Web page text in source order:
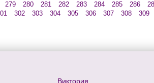
279 280 281 282 283 284 285 286
302 303 304 305 306 307 308 309
Виктория